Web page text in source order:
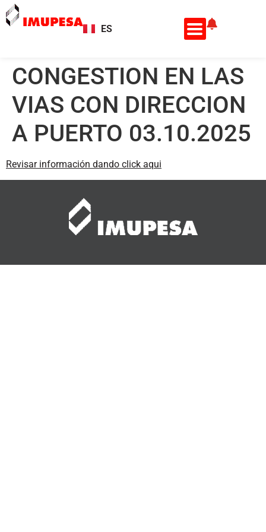
ES
EN
CONGESTION EN LAS
VIAS CON DIRECCION
A PUERTO 03.10.2025
Revisar información dando click aqui